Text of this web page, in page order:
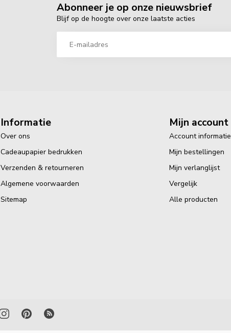
Abonneer je op onze nieuwsbrief
Blijf op de hoogte over onze laatste acties
Informatie
Over ons
Cadeaupapier bedrukken
Verzenden & retourneren
Algemene voorwaarden
Sitemap
Mijn account
Account informatie
Mijn bestellingen
Mijn verlanglijst
Vergelijk
Alle producten